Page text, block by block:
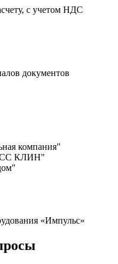
с учетом НДС
документов